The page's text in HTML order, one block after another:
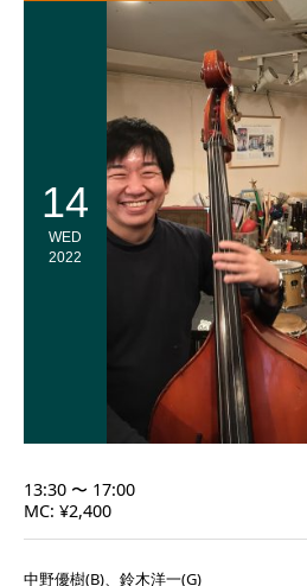
14
WED
2022
13:30 〜 17:00
MC: ¥2,400
中野優樹(B)、鈴木洋一(G)